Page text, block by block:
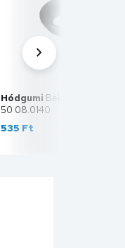
Hódgumi Bekötőgyűrű WC
50 08.0140
535 Ft